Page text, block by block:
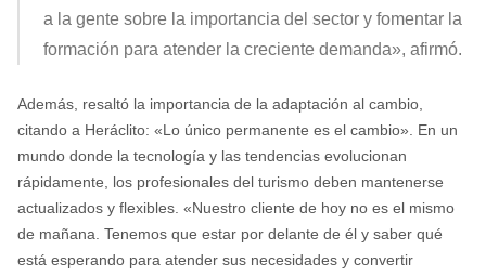
a la gente sobre la importancia del sector y fomentar la
formación para atender la creciente demanda», afirmó.
Además, resaltó la importancia de la adaptación al cambio,
citando a Heráclito: «Lo único permanente es el cambio». En un
mundo donde la tecnología y las tendencias evolucionan
rápidamente, los profesionales del turismo deben mantenerse
actualizados y flexibles. «Nuestro cliente de hoy no es el mismo
de mañana. Tenemos que estar por delante de él y saber qué
está esperando para atender sus necesidades y convertir